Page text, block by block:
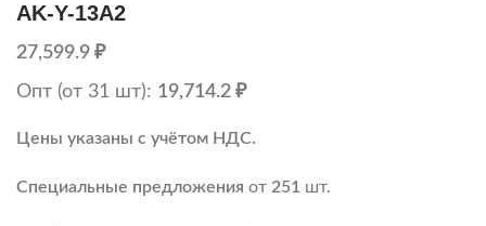
AK-Y-13A2
27,599.9 ₽
Опт (от 31 шт): 19,714.2 ₽
Цены указаны с учётом НДС.
Специальные предложения от 251 шт.